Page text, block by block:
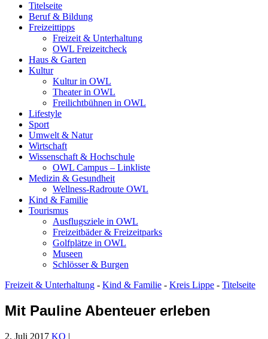
Titelseite
Beruf & Bildung
Freizeittipps
Freizeit & Unterhaltung
OWL Freizeitcheck
Haus & Garten
Kultur
Kultur in OWL
Theater in OWL
Freilichtbühnen in OWL
Lifestyle
Sport
Umwelt & Natur
Wirtschaft
Wissenschaft & Hochschule
OWL Campus – Linkliste
Medizin & Gesundheit
Wellness-Radroute OWL
Kind & Familie
Tourismus
Ausflugsziele in OWL
Freizeitbäder & Freizeitparks
Golfplätze in OWL
Museen
Schlösser & Burgen
Freizeit & Unterhaltung - Kind & Familie - Kreis Lippe - Titelseite
Mit Pauline Abenteuer erleben
2. Juli 2017 KO |